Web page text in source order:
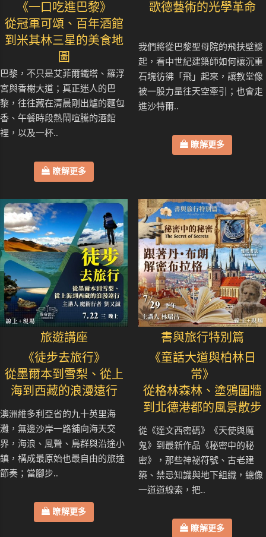
《一口吃進巴黎》
從冠軍可頌、百年酒館
到米其林三星的美食地
圖
巴黎，不只是艾菲爾鐵塔、羅浮
宮與香榭大道；真正迷人的巴
黎，往往藏在清晨剛出爐的麵包
香、午餐時段熱鬧喧騰的酒館
裡，以及一杯..
瞭解更多
歌德藝術的光學革命
我們將從巴黎聖母院的飛扶壁談
起，看中世紀建築師如何讓沉重
石塊彷彿「飛」起來，讓教堂像
被一股力量往天空牽引；也會走
進沙特爾..
瞭解更多
旅遊講座
《徒步去旅行》
從墨爾本到雪梨、從上
海到西藏的浪漫遠行
澳洲維多利亞省的九十英里海
灘，無邊沙岸一路鋪向海天交
界，海浪、風聲、鳥群與沿途小
鎮，構成最原始也最自由的旅途
節奏；當腳步..
瞭解更多
書與旅行特別篇
《童話大道與柏林日
常》
從格林森林、塗鴉圍牆
到北德港都的風景散步
從《達文西密碼》《天使與魔
鬼》到最新作品《秘密中的秘
密》，那些神祕符號、古老建
築、禁忌知識與地下組織，總像
一道道線索，把..
瞭解更多